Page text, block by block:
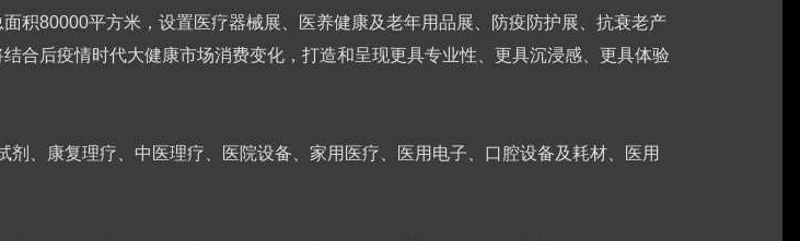
积80000平方米，设置医疗器械展、医养健康及老年用品展、防疫防护展、抗衰老产
合后疫情时代大健康市场消费变化，打造和呈现更具专业性、更具沉浸感、更具体验
、康复理疗、中医理疗、医院设备、家用医疗、医用电子、口腔设备及耗材、医用